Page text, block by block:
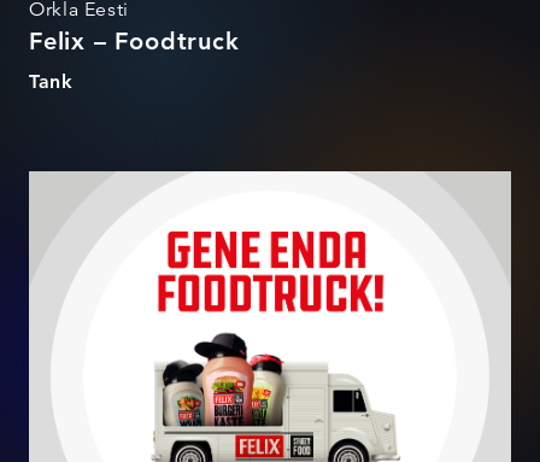
Orkla Eesti
Felix – Foodtruck
Tank
Felix – Foodtruck